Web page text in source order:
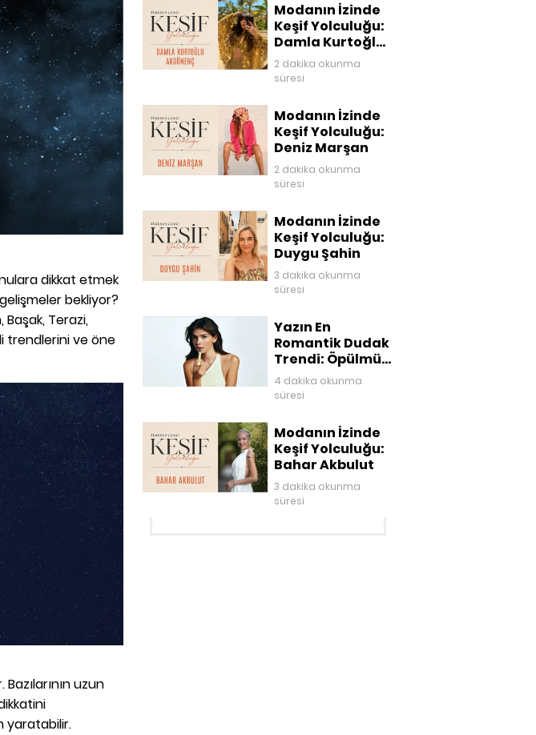
dikkat etmek
bekliyor?
Başak, Terazi,
trendlerini ve öne
uzun
yaratabilir.
Modanın İzinde
Keşif Yolculuğu:
Damla Kurtoğlu
Akgönenç
2 dakika okunma
süresi
Modanın İzinde
Keşif Yolculuğu:
Deniz Marşan
2 dakika okunma
süresi
Modanın İzinde
Keşif Yolculuğu:
Duygu Şahin
3 dakika okunma
süresi
Yazın En
Romantik Dudak
Trendi: Öpülmüş
Dudaklar
4 dakika okunma
süresi
Modanın İzinde
Keşif Yolculuğu:
Bahar Akbulut
3 dakika okunma
süresi